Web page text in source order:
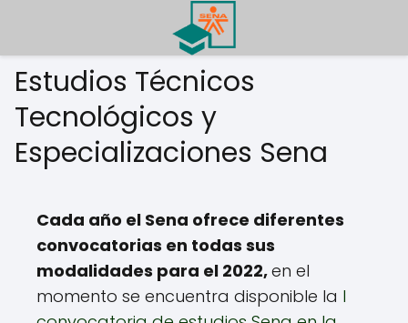
Estudios Técnicos
Tecnológicos y
Especializaciones Sena
Cada año el Sena ofrece diferentes
convocatorias en todas sus
modalidades para el 2022,en el
momento se encuentra disponible la I